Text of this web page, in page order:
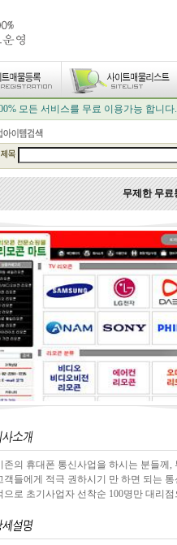
모든 서비스를 무료 이용가능 합니다.
무제한 무료
존의 휴대폰 통신사업을 하시는 분들께
객들에게 적극 권하시기 만 하면 되는
으로 초기사업자 선착순 100명만 대리